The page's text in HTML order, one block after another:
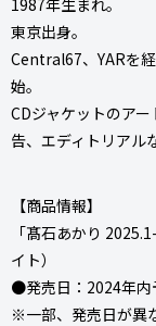
東京出身。
Central67、YARを
始。
CDジャケットのア
告、エディトリアル
【商品情報】
「髙石あかり
イト）
●発売日：2024年内
※一部、発売日が異